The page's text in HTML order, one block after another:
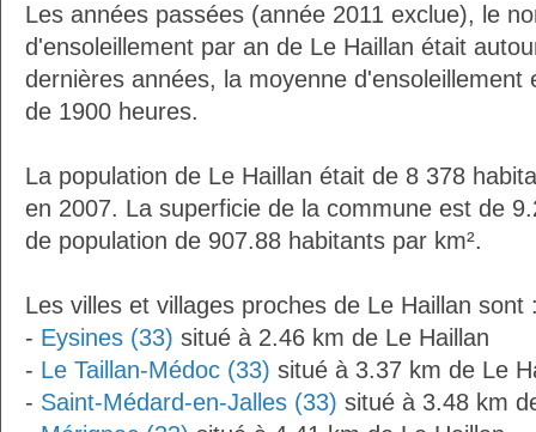
Les années passées (année 2011 exclue), le
d'ensoleillement par an de Le Haillan était
dernières années, la moyenne d'ensoleillement
de 1900 heures.
La population de Le Haillan était de 8 378
en 2007. La superficie de la commune est de
de population de 907.88 habitants par km².
Les villes et villages proches de Le Haillan sont
- Eysines (33) situé à 2.46 km de Le Haillan
- Le Taillan-Médoc (33) situé à 3.37 km de Le
- Saint-Médard-en-Jalles (33) situé à 3.48 km